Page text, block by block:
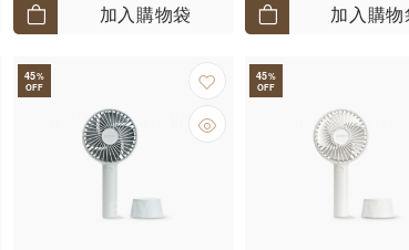
加入購物袋 加入購物
45%
OFF
45%
OFF